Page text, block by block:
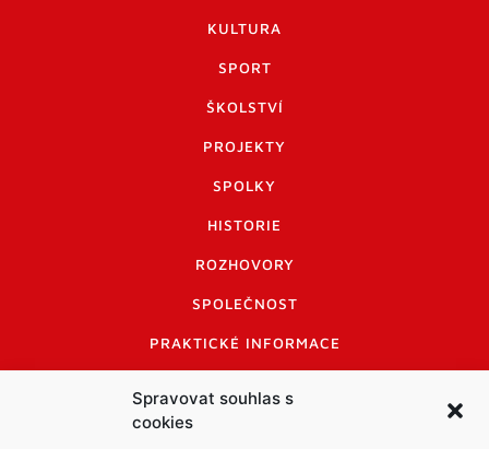
Spravovat souhlas s
cookies
KULTURA
SPORT
ŠKOLSTVÍ
PROJEKTY
SPOLKY
HISTORIE
ROZHOVORY
SPOLEČNOST
PRAKTICKÉ INFORMACE
INFORMACE A KODEX DISKUTUJÍCÍCH